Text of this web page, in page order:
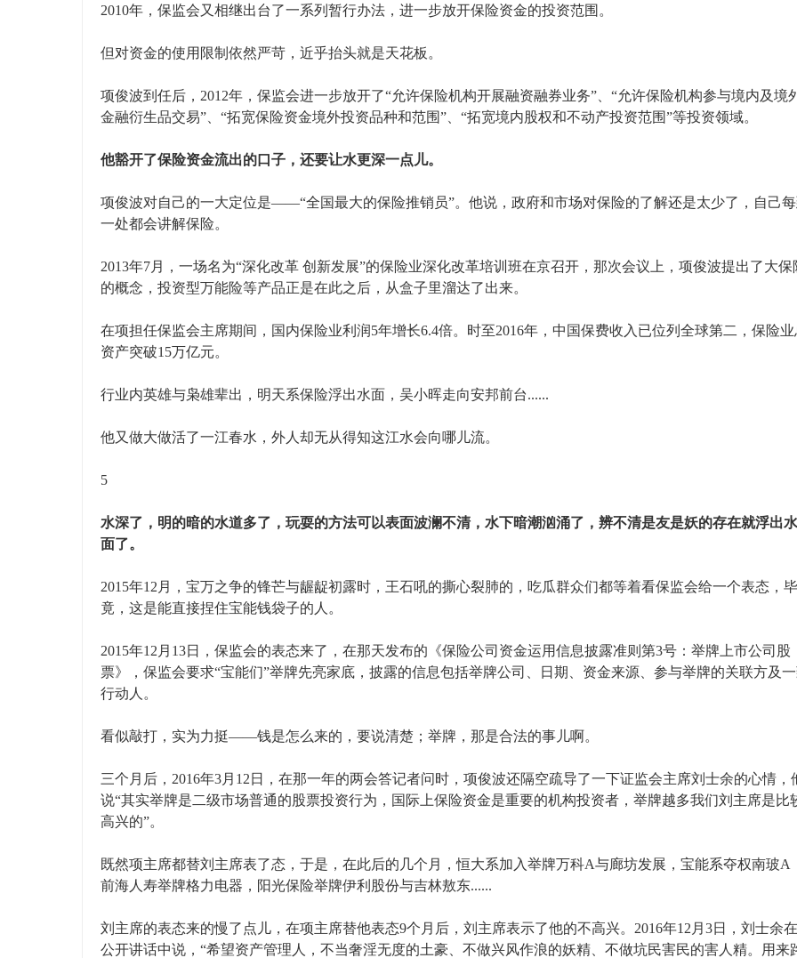
2010年，保监会又相继出台了一系列暂行办法，进一步放开保险资金的投资范围。
但对资金的使用限制依然严苛，近乎抬头就是天花板。
项俊波到任后，2012年，保监会进一步放开了“允许保险机构开展融资融券业务”、“允许保险机构参与境内及境
金融衍生品交易”、“拓宽保险资金境外投资品种和范围”、“拓宽境内股权和不动产投资范围”等投资领域。
他豁开了保险资金流出的口子，还要让水更深一点儿。
项俊波对自己的一大定位是——“全国最大的保险推销员”。他说，政府和市场对保险的了解还是太少了，自己每
一处都会讲解保险。
2013年7月，一场名为“深化改革 创新发展”的保险业深化改革培训班在京召开，那次会议上，项俊波提出了大保
的概念，投资型万能险等产品正是在此之后，从盒子里溜达了出来。
在项担任保监会主席期间，国内保险业利润5年增长6.4倍。时至2016年，中国保费收入已位列全球第二，保险业
资产突破15万亿元。
行业内英雄与枭雄辈出，明天系保险浮出水面，吴小晖走向安邦前台......
他又做大做活了一江春水，外人却无从得知这江水会向哪儿流。
5
水深了，明的暗的水道多了，玩耍的方法可以表面波澜不清，水下暗潮汹涌了，辨不清是友是妖的存在就浮出水
面了。
2015年12月，宝万之争的锋芒与龌龊初露时，王石吼的撕心裂肺的，吃瓜群众们都等着看保监会给一个表态，毕
竟，这是能直接捏住宝能钱袋子的人。
2015年12月13日，保监会的表态来了，在那天发布的《保险公司资金运用信息披露准则第3号：举牌上市公司股
票》，保监会要求“宝能们”举牌先亮家底，披露的信息包括举牌公司、日期、资金来源、参与举牌的关联方及
行动人。
看似敲打，实为力挺——钱是怎么来的，要说清楚；举牌，那是合法的事儿啊。
三个月后，2016年3月12日，在那一年的两会答记者问时，项俊波还隔空疏导了一下证监会主席刘士余的心情，
说“其实举牌是二级市场普通的股票投资行为，国际上保险资金是重要的机构投资者，举牌越多我们刘主席是比
高兴的”。
既然项主席都替刘主席表了态，于是，在此后的几个月，恒大系加入举牌万科A与廊坊发展，宝能系夺权南玻A
前海人寿举牌格力电器，阳光保险举牌伊利股份与吉林敖东......
刘主席的表态来的慢了点儿，在项主席替他表态9个月后，刘主席表示了他的不高兴。2016年12月3日，刘士余在
公开讲话中说，“希望资产管理人，不当奢淫无度的土豪、不做兴风作浪的妖精、不做坑民害民的害人精。用来